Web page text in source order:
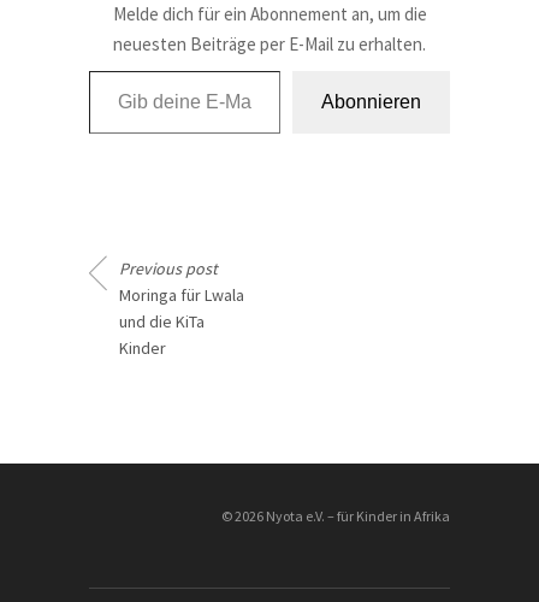
Melde dich für ein Abonnement an, um die
neuesten Beiträge per E-Mail zu erhalten.
Gib deine E-Mail-Adresse ein ...
Abonnieren
Previous post
Moringa für Lwala
und die KiTa
Kinder
© 2026 Nyota e.V. – für Kinder in Afrika